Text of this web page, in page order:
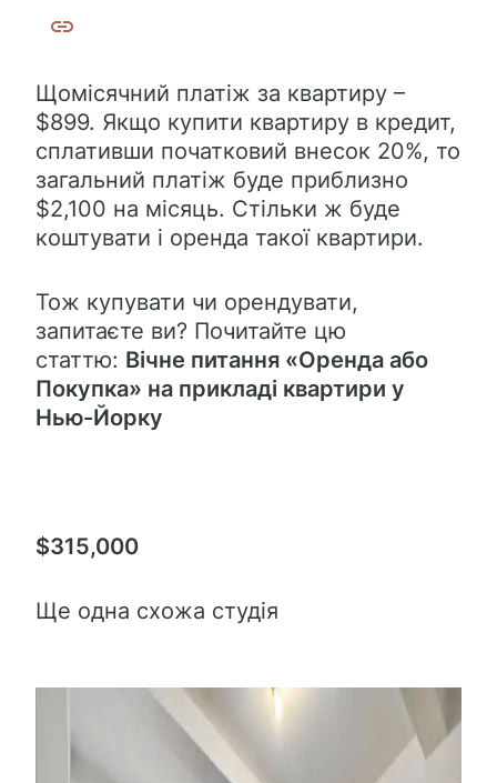
Щомісячний платіж за квартиру –
$899. Якщо купити квартиру в кредит,
сплативши початковий внесок 20%, то
загальний платіж буде приблизно
$2,100 на місяць. Стільки ж буде
коштувати і оренда такої квартири.
Тож купувати чи орендувати,
запитаєте ви? Почитайте цю
статтю: Вічне питання «Оренда або
Покупка» на прикладі квартири у
Нью-Йорку
$315,000
Ще одна схожа студія